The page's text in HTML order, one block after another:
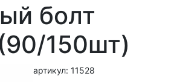
болт
150шт)
артикул: 11528